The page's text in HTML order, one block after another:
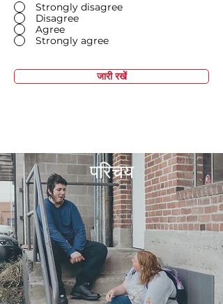
Strongly disagree
Disagree
Agree
Strongly agree
जारी रखें
परिचय